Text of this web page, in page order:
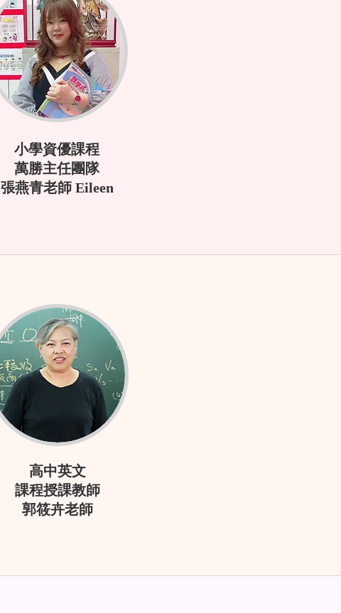
小學資優課程
萬勝主任團隊
張燕青老師 Eileen
高中英文
課程授課教師
郭筱卉老師